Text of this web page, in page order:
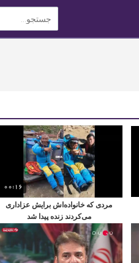
00:16
مردی که خانواده‌اش برایش عزاداری
می‌کردند زنده پیدا شد